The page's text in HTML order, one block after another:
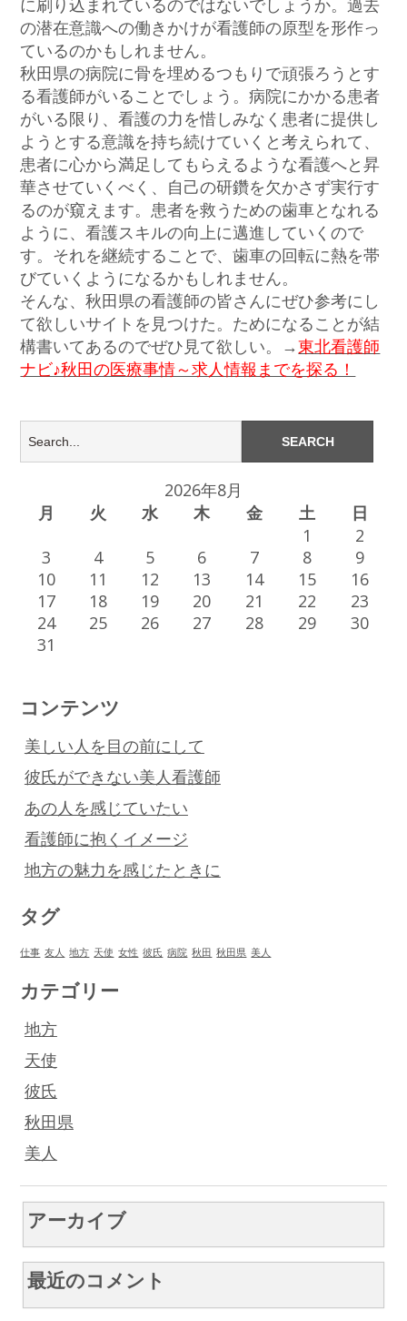
に刷り込まれているのではないでしょうか。過去
の潜在意識への働きかけが看護師の原型を形作っ
ているのかもしれません。
秋田県の病院に骨を埋めるつもりで頑張ろうとす
る看護師がいることでしょう。病院にかかる患者
がいる限り、看護の力を惜しみなく患者に提供し
ようとする意識を持ち続けていくと考えられて、
患者に心から満足してもらえるような看護へと昇
華させていくべく、自己の研鑽を欠かさず実行す
るのが窺えます。患者を救うための歯車となれる
ように、看護スキルの向上に邁進していくので
す。それを継続することで、歯車の回転に熱を帯
びていくようになるかもしれません。
そんな、秋田県の看護師の皆さんにぜひ参考にし
て欲しいサイトを見つけた。ためになることが結
構書いてあるのでぜひ見て欲しい。→東北看護師
ナビ♪秋田の医療事情～求人情報までを探る！
2026年8月
月
火 水 木 金 土
日
1
2
3
4 5 6 7 8
9
10
11 12 13 14 15
16
17
18 19 20 21 22
23
24
25 26 27 28 29
30
31
コンテンツ
美しい人を目の前にして
彼氏ができない美人看護師
あの人を感じていたい
看護師に抱くイメージ
地方の魅力を感じたときに
タグ
仕事 友人 地方 天使 女性 彼氏 病院 秋田 秋田県 美人
カテゴリー
地方
天使
彼氏
秋田県
美人
アーカイブ
最近のコメント